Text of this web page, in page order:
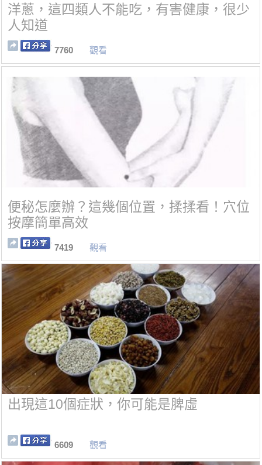
洋蔥，這四類人不能吃，有害健康，很少
人知道
7760 觀看
便秘怎麼辦？這幾個位置，揉揉看！穴位
按摩簡單高效
7419 觀看
出現這10個症狀，你可能是脾虛
6609 觀看